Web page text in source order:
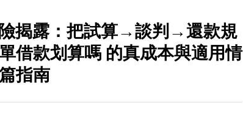
揭露：把試算→談判→還款規
借款划算嗎 的真成本與適用情
指南